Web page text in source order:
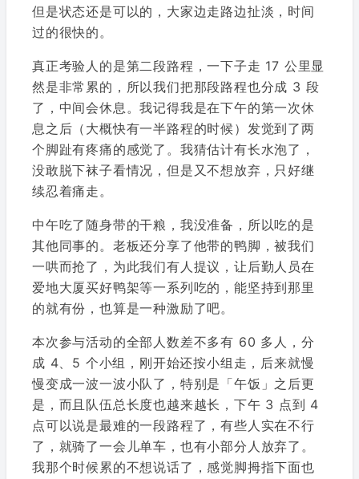
但是状态还是可以的，大家边走路边扯淡，时间
过的很快的。
真正考验人的是第二段路程，一下子走 17 公里显
然是非常累的，所以我们把那段路程也分成 3 段
了，中间会休息。我记得我是在下午的第一次休
息之后（大概快有一半路程的时候）发觉到了两
个脚趾有疼痛的感觉了。我猜估计有长水泡了，
没敢脱下袜子看情况，但是又不想放弃，只好继
续忍着痛走。
中午吃了随身带的干粮，我没准备，所以吃的是
其他同事的。老板还分享了他带的鸭脚，被我们
一哄而抢了，为此我们有人提议，让后勤人员在
爱地大厦买好鸭架等一系列吃的，能坚持到那里
的就有份，也算是一种激励了吧。
本次参与活动的全部人数差不多有 60 多人，分
成 4、5 个小组，刚开始还按小组走，后来就慢
慢变成一波一波小队了，特别是「午饭」之后更
是，而且队伍总长度也越来越长，下午 3 点到 4
点可以说是最难的一段路程了，有些人实在不行
了，就骑了一会儿单车，也有小部分人放弃了。
我那个时候累的不想说话了，感觉脚拇指下面也